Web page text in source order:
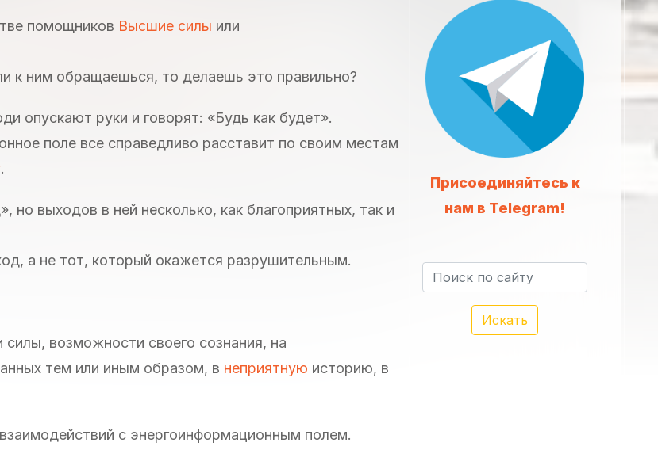
помощников Высшие силы или
к ним обращаешься, то делаешь это правильно?
опускают руки и говорят: «Будь как будет».
поле все справедливо расставит по своим местам
.
но выходов в ней несколько, как благоприятных, так и
а не тот, который окажется разрушительным.
возможности своего сознания, на
тем или иным образом, в неприятную историю, в
с энергоинформационным полем.
Присоединяйтесь к
нам в Telegram!
Искать